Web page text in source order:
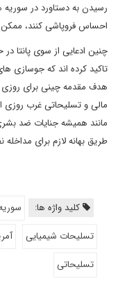
رسیدن به دستاورد در سوریه
احساس فروپاشی کنند،
چنین ادعایی از سوی پانتا
تاکید کرده اند که جوسازی
هدف مقدمه چینی برای
مالی و تسلیحاتی غرب روزی
مانند همیشه جنایات ضد
طریق بهانه لازم برای
کلید واژه ها:
تسلیحات شیمیایی
تسلیحاتی